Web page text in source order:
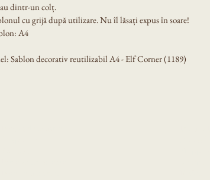
dintr-un colț.
cu grijă după utilizare. Nu îl lăsați expus în soare!
A4
Sablon decorativ reutilizabil A4 - Elf Corner (1189)